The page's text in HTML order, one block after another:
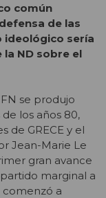
común
de las
ideológico sería
ND sobre el
se produjo
los años 80,
de GRECE y el
Jean-Marie Le
gran avance
marginal a
comenzó a